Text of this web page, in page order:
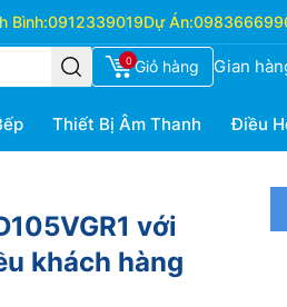
Bình:0912339019Dự Án:
0 Giỏ hàng Gian
Thiết Bị Âm Thanh Điều
với
khách hàng